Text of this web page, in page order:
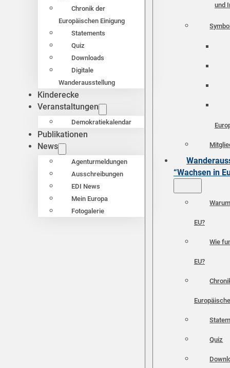
Chronik der
Europäischen Einigung
Statements
Quiz
Downloads
Digitale
Wanderausstellung
Kinderecke
Veranstaltungen
Demokratiekalendar
Publikationen
News
Agenturmeldungen
Ausschreibungen
EDI News
Mein Europa
Fotogalerie
und
“Wachsen in
EU?
Wie
EU?
Quiz